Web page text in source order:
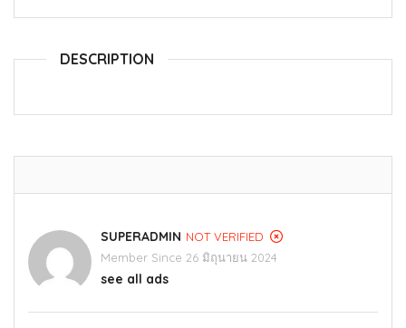
DESCRIPTION
SUPERADMIN NOT VERIFIED
Member Since 26 มิถุนายน 2024
see all ads